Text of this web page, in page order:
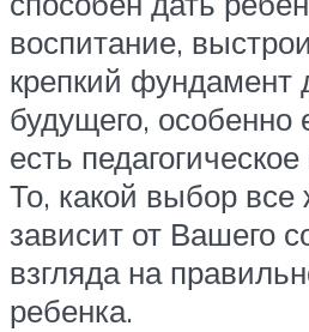
воспитание,
крепкий фундамент
будущего, особенно
есть
То, какой выбор все
зависит от Вашего
взгляда на
ребенка.